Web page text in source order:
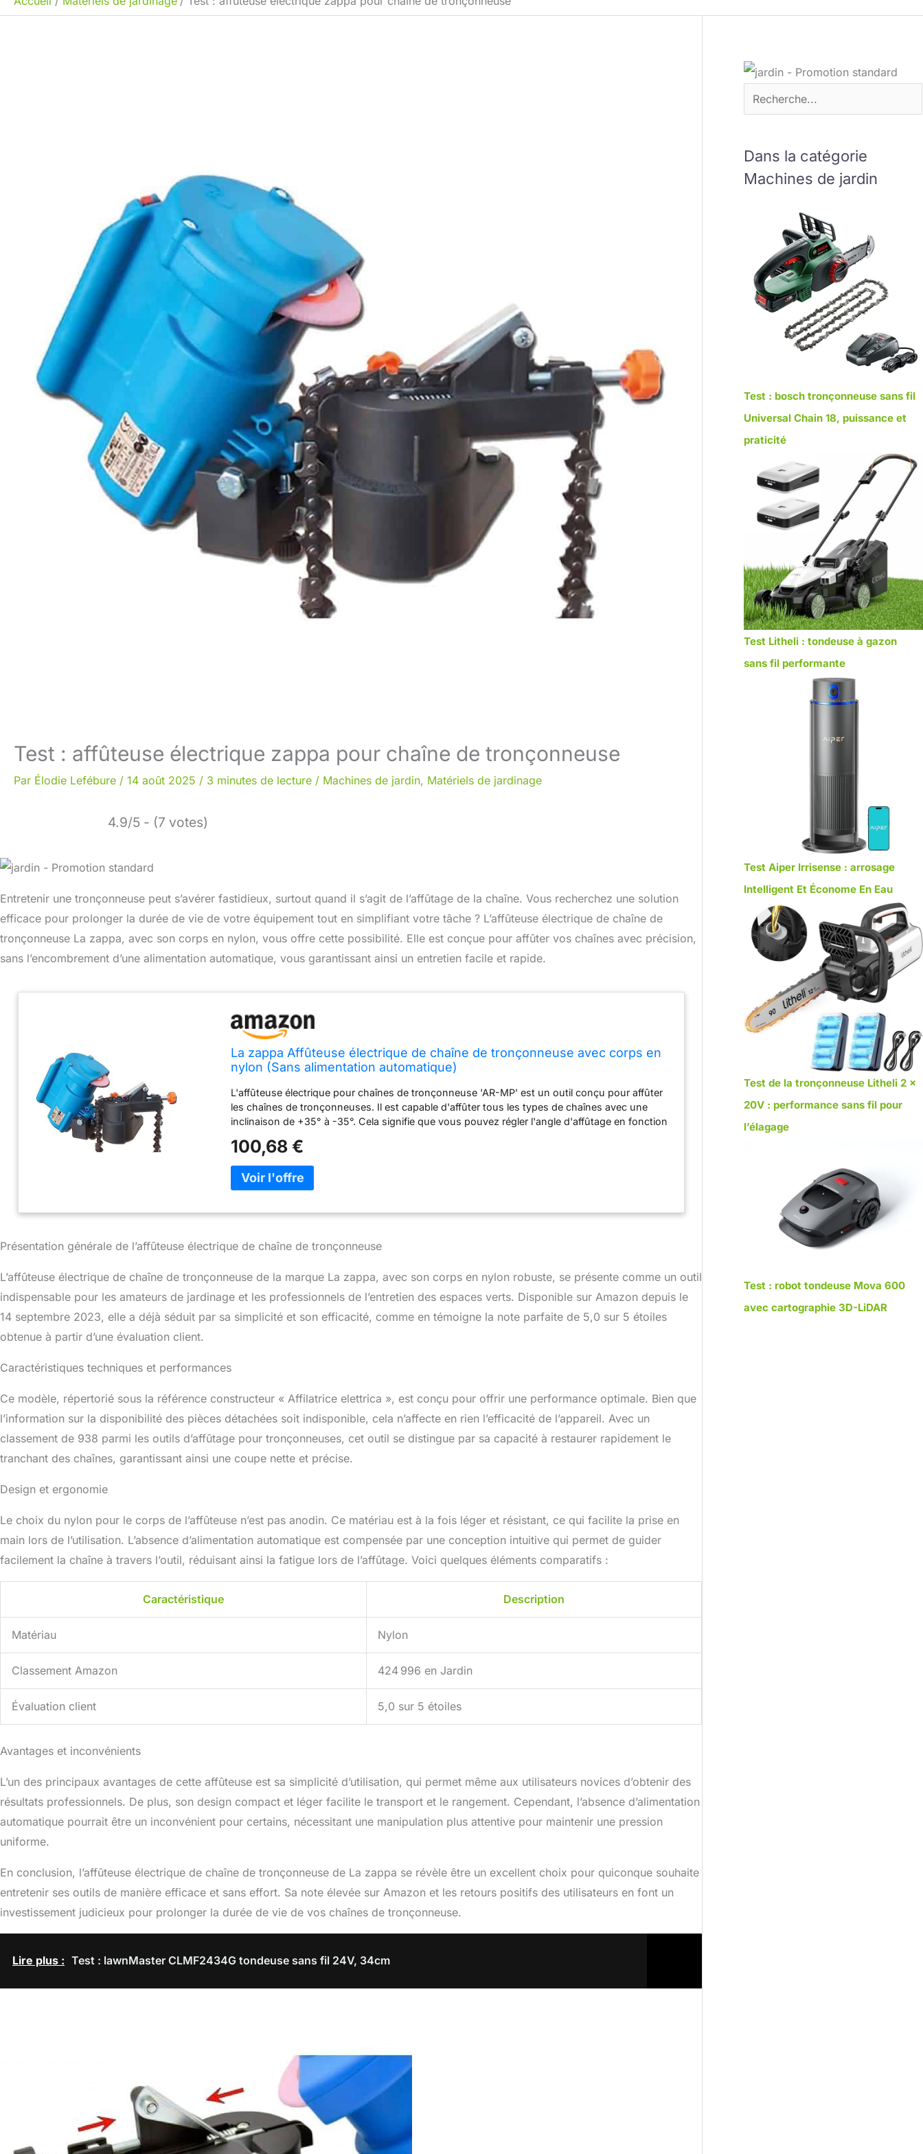
Test : affûteuse électrique zappa pour chaîne de tronçonneuse
Par Élodie Lefébure / 14 août 2025 / 3 minutes de lecture / Machines de jardin, Matériels de jardinage
4.9/5 - (7 votes)
Entretenir une tronçonneuse peut s’avérer fastidieux, surtout quand il s’agit de l’affûtage de la chaîne. Vous recherchez une solution
efficace pour prolonger la durée de vie de votre équipement tout en simplifiant votre tâche ? L’affûteuse électrique de chaîne de
tronçonneuse La zappa, avec son corps en nylon, vous offre cette possibilité. Elle est conçue pour affûter vos chaînes avec précision,
sans l’encombrement d’une alimentation automatique, vous garantissant ainsi un entretien facile et rapide.
La zappa Affûteuse électrique de chaîne de tronçonneuse avec corps en
nylon (Sans alimentation automatique)
L'affûteuse électrique pour chaînes de tronçonneuse 'AR-MP' est un outil conçu pour affûter
les chaînes de tronçonneuses. Il est capable d'affûter tous les types de chaînes avec une
inclinaison de +35° à -35°. Cela signifie que vous pouvez régler l'angle d'affûtage en fonction
et à assembler. Il est équipé d'un corps en nylon chargé en verre, ce qui la rend légère mais
résistante. Le ressort corindon inclus permet d'effectuer de nombreux aiguisages, assurant
un affûtage rapide et sûr. La meule incluse a un diamètre de 100 mm et un trou de 22 mm. Il
est conçu pour enlever l'usure et restaurer le fil affûté sur la chaîne de la tronçonneuse. Le
pour garder vos chaînes tranchantes sans avoir à confier l'opération à des tiers. Avec sa
outil utile pour les opérateurs de tronçonneuses et pour les amateurs de travaux forestiers ou
de jardinage. Détails : Affûteuse pour chaînes +35° - 35° Simple d'utilisation et facile à
100,68 €
Présentation générale de l’affûteuse électrique de chaîne de tronçonneuse
L’affûteuse électrique de chaîne de tronçonneuse de la marque La zappa, avec son corps en nylon robuste, se présente comme un outil
indispensable pour les amateurs de jardinage et les professionnels de l’entretien des espaces verts. Disponible sur Amazon depuis le
14 septembre 2023, elle a déjà séduit par sa simplicité et son efficacité, comme en témoigne la note parfaite de 5,0 sur 5 étoiles
obtenue à partir d’une évaluation client.
Caractéristiques techniques et performances
Ce modèle, répertorié sous la référence constructeur « Affilatrice elettrica », est conçu pour offrir une performance optimale. Bien que
l’information sur la disponibilité des pièces détachées soit indisponible, cela n’affecte en rien l’efficacité de l’appareil. Avec un
classement de 938 parmi les outils d’affûtage pour tronçonneuses, cet outil se distingue par sa capacité à restaurer rapidement le
tranchant des chaînes, garantissant ainsi une coupe nette et précise.
Design et ergonomie
Le choix du nylon pour le corps de l’affûteuse n’est pas anodin. Ce matériau est à la fois léger et résistant, ce qui facilite la prise en
main lors de l’utilisation. L’absence d’alimentation automatique est compensée par une conception intuitive qui permet de guider
facilement la chaîne à travers l’outil, réduisant ainsi la fatigue lors de l’affûtage. Voici quelques éléments comparatifs :
Caractéristique Description
Matériau Nylon
Classement Amazon 424 996 en Jardin
Évaluation client 5,0 sur 5 étoiles
Avantages et inconvénients
L’un des principaux avantages de cette affûteuse est sa simplicité d’utilisation, qui permet même aux utilisateurs novices d’obtenir des
résultats professionnels. De plus, son design compact et léger facilite le transport et le rangement. Cependant, l’absence d’alimentation
automatique pourrait être un inconvénient pour certains, nécessitant une manipulation plus attentive pour maintenir une pression
uniforme.
En conclusion, l’affûteuse électrique de chaîne de tronçonneuse de La zappa se révèle être un excellent choix pour quiconque souhaite
entretenir ses outils de manière efficace et sans effort. Sa note élevée sur Amazon et les retours positifs des utilisateurs en font un
investissement judicieux pour prolonger la durée de vie de vos chaînes de tronçonneuse.
Lire plus : Test : lawnMaster CLMF2434G tondeuse sans fil 24V, 34cm
Dans la catégorie
Machines de jardin
Test : bosch tronçonneuse sans fil
Universal Chain 18, puissance et
praticité
Test Litheli : tondeuse à gazon
sans fil performante
Test Aiper Irrisense : arrosage
Intelligent Et Économe En Eau
Test de la tronçonneuse Litheli 2 x
20V : performance sans fil pour
l’élagage
Test : robot tondeuse Mova 600
avec cartographie 3D-LiDAR